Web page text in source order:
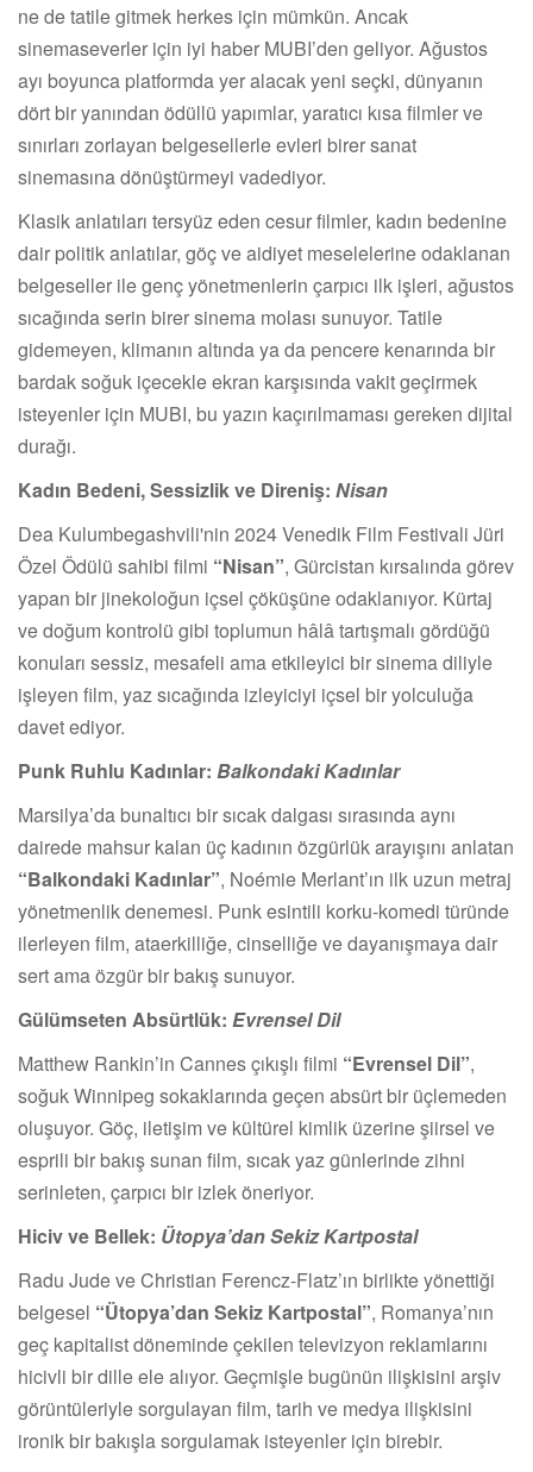
ne de tatile gitmek herkes için mümkün. Ancak
sinemaseverler için iyi haber MUBI’den geliyor. Ağustos
ayı boyunca platformda yer alacak yeni seçki, dünyanın
dört bir yanından ödüllü yapımlar, yaratıcı kısa filmler ve
sınırları zorlayan belgesellerle evleri birer sanat
sinemasına dönüştürmeyi vadediyor.
Klasik anlatıları tersyüz eden cesur filmler, kadın bedenine
dair politik anlatılar, göç ve aidiyet meselelerine odaklanan
belgeseller ile genç yönetmenlerin çarpıcı ilk işleri, ağustos
sıcağında serin birer sinema molası sunuyor. Tatile
gidemeyen, klimanın altında ya da pencere kenarında bir
bardak soğuk içecekle ekran karşısında vakit geçirmek
isteyenler için MUBI, bu yazın kaçırılmaması gereken dijital
durağı.
Kadın Bedeni, Sessizlik ve Direniş: Nisan
Dea Kulumbegashvili'nin 2024 Venedik Film Festivali Jüri
Özel Ödülü sahibi filmi “Nisan”, Gürcistan kırsalında görev
yapan bir jinekoloğun içsel çöküşüne odaklanıyor. Kürtaj
ve doğum kontrolü gibi toplumun hâlâ tartışmalı gördüğü
konuları sessiz, mesafeli ama etkileyici bir sinema diliyle
işleyen film, yaz sıcağında izleyiciyi içsel bir yolculuğa
davet ediyor.
Punk Ruhlu Kadınlar: Balkondaki Kadınlar
Marsilya’da bunaltıcı bir sıcak dalgası sırasında aynı
dairede mahsur kalan üç kadının özgürlük arayışını anlatan
“Balkondaki Kadınlar”, Noémie Merlant’ın ilk uzun metraj
yönetmenlik denemesi. Punk esintili korku-komedi türünde
ilerleyen film, ataerkilliğe, cinselliğe ve dayanışmaya dair
sert ama özgür bir bakış sunuyor.
Gülümseten Absürtlük: Evrensel Dil
Matthew Rankin’in Cannes çıkışlı filmi “Evrensel Dil”,
soğuk Winnipeg sokaklarında geçen absürt bir üçlemeden
oluşuyor. Göç, iletişim ve kültürel kimlik üzerine şiirsel ve
esprili bir bakış sunan film, sıcak yaz günlerinde zihni
serinleten, çarpıcı bir izlek öneriyor.
Hiciv ve Bellek: Ütopya’dan Sekiz Kartpostal
Radu Jude ve Christian Ferencz-Flatz’ın birlikte yönettiği
belgesel “Ütopya’dan Sekiz Kartpostal”, Romanya’nın
geç kapitalist döneminde çekilen televizyon reklamlarını
hicivli bir dille ele alıyor. Geçmişle bugünün ilişkisini arşiv
görüntüleriyle sorgulayan film, tarih ve medya ilişkisini
ironik bir bakışla sorgulamak isteyenler için birebir.